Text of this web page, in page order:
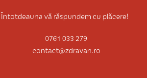
Întotdeauna vă răspundem cu plăcere!
0761 033 279
contact@zdravan.ro